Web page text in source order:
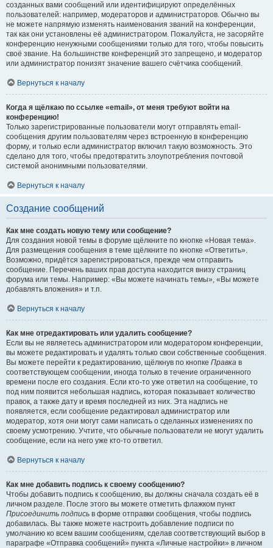
созданных вами сообщений или идентифицируют определённых
пользователей: например, модераторов и администраторов. Обычно вы
не можете напрямую изменять наименования званий на конференции,
так как они установлены её администратором. Пожалуйста, не засоряйте
конференцию ненужными сообщениями только для того, чтобы повысить
своё звание. На большинстве конференций это запрещено, и модератор
или администратор понизят значение вашего счётчика сообщений.
Вернуться к началу
Когда я щёлкаю по ссылке «email», от меня требуют войти на
конференцию!
Только зарегистрированные пользователи могут отправлять email-
сообщения другим пользователям через встроенную в конференцию
форму, и только если администратор включил такую возможность. Это
сделано для того, чтобы предотвратить злоупотребления почтовой
системой анонимными пользователями.
Вернуться к началу
Создание сообщений
Как мне создать новую тему или сообщение?
Для создания новой темы в форуме щёлкните по кнопке «Новая тема».
Для размещения сообщения в теме щёлкните по кнопке «Ответить».
Возможно, придётся зарегистрироваться, прежде чем отправить
сообщение. Перечень ваших прав доступа находится внизу страниц
форума или темы. Например: «Вы можете начинать темы», «Вы можете
добавлять вложения» и т.п.
Вернуться к началу
Как мне отредактировать или удалить сообщение?
Если вы не являетесь администратором или модератором конференции,
вы можете редактировать и удалять только свои собственные сообщения.
Вы можете перейти к редактированию, щёлкнув по кнопке Правка в
соответствующем сообщении, иногда только в течение ограниченного
времени после его создания. Если кто-то уже ответил на сообщение, то
под ним появится небольшая надпись, которая показывает количество
правок, а также дату и время последней из них. Эта надпись не
появляется, если сообщение редактировал администратор или
модератор, хотя они могут сами написать о сделанных изменениях по
своему усмотрению. Учтите, что обычные пользователи не могут удалить
сообщение, если на него уже кто-то ответил.
Вернуться к началу
Как мне добавить подпись к своему сообщению?
Чтобы добавить подпись к сообщению, вы должны сначала создать её в
личном разделе. После этого вы можете отметить флажком пункт
Присоединить подпись в форме отправки сообщения, чтобы подпись
добавилась. Вы также можете настроить добавление подписи по
умолчанию ко всем вашим сообщениям, сделав соответствующий выбор в
параграфе «Отправка сообщений» пункта «Личные настройки» в личном